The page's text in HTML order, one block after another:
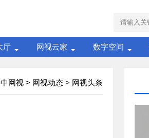
厅 网视云家 数字空间
中网视 > 网视动态 > 网视头条